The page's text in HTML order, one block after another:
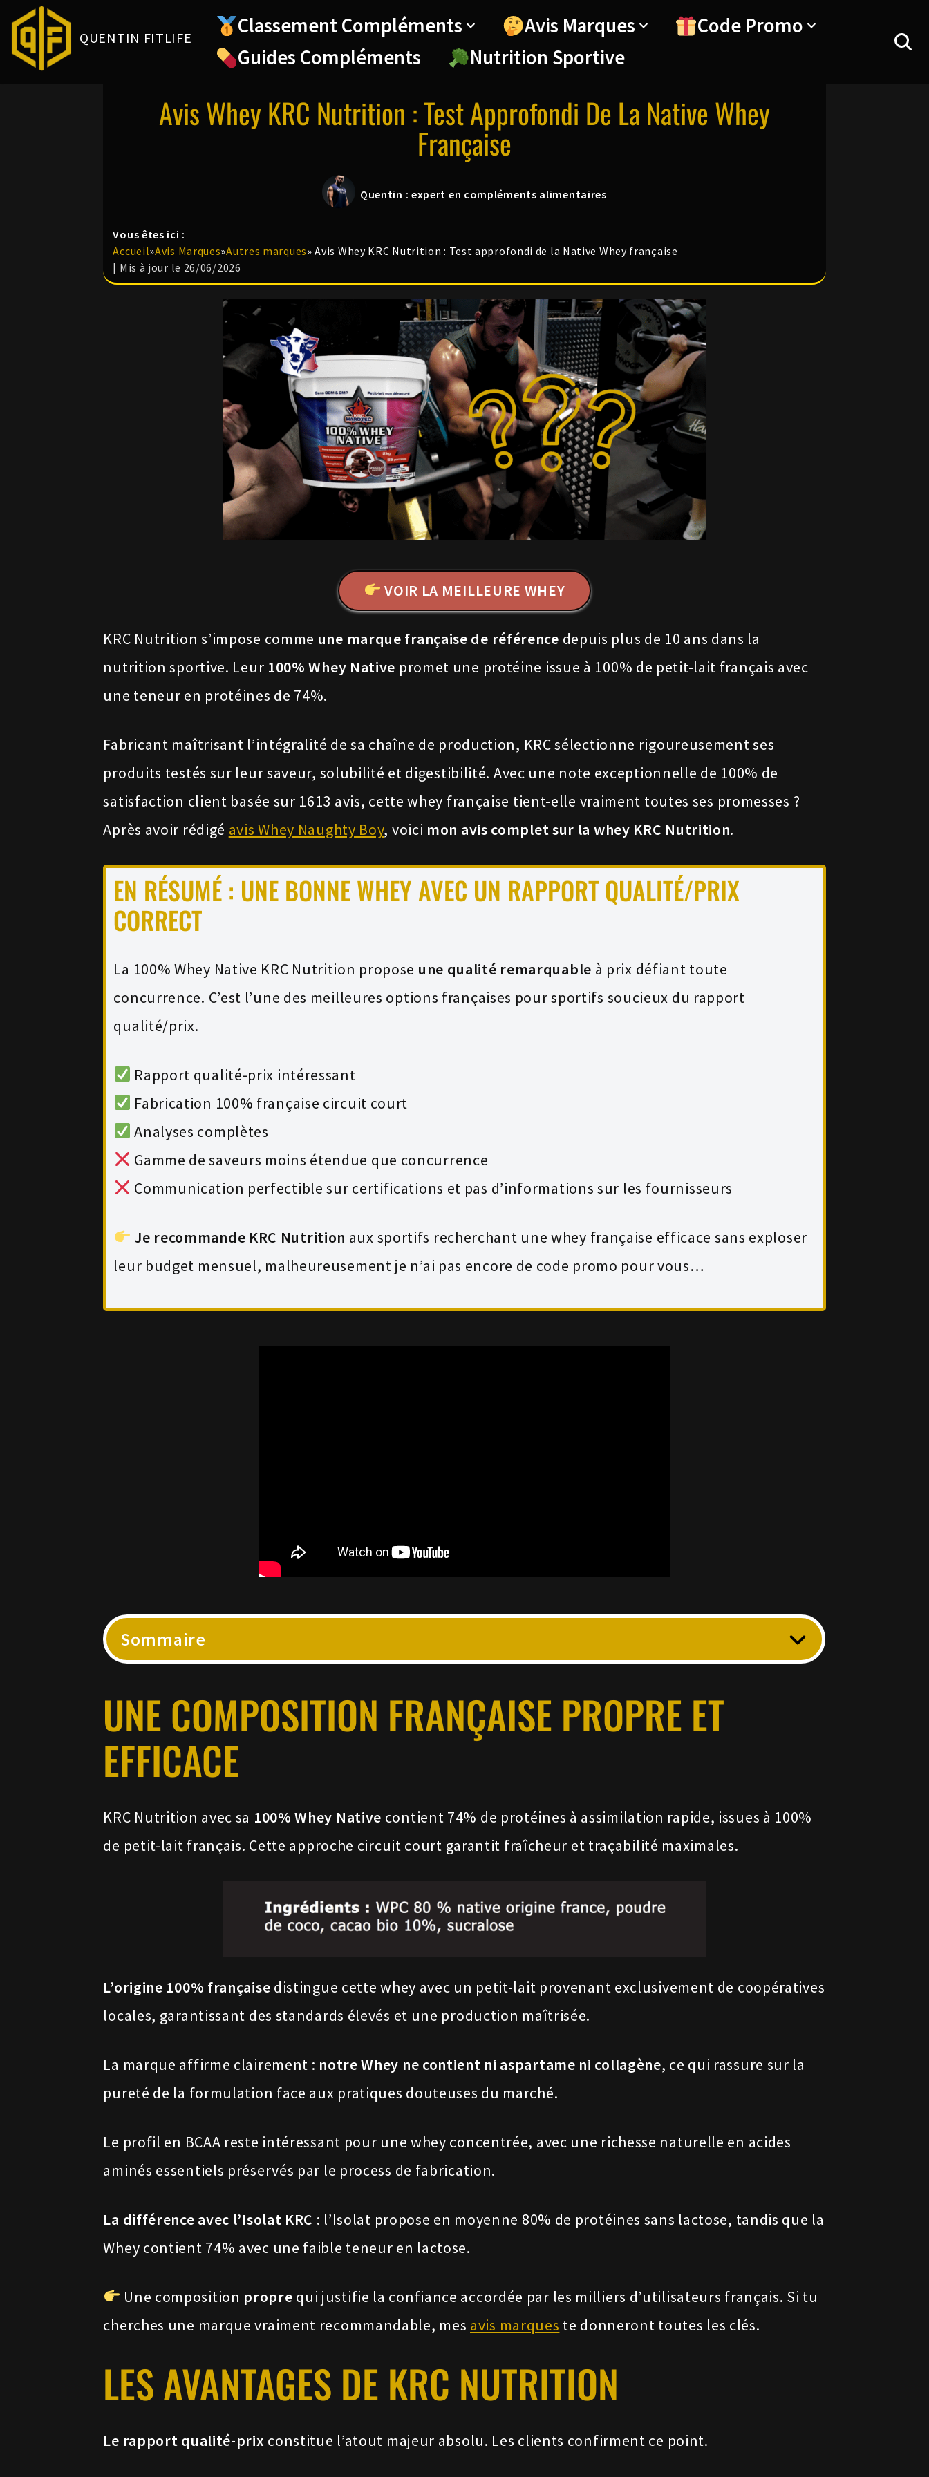
Aller
QUENTIN FITLIFE Classement Compléments Avis Marques
Code Promo
Guides Compléments
Nutrition Sportive
Avis Whey KRC Nutrition : Test Approfondi De La Native Whey
Française
Quentin : expert en compléments alimentaires
Vous êtes ici :
Accueil»Avis Marques»Autres marques» Avis Whey KRC Nutrition : Test approfondi de la Native Whey française
| Mis à jour le 26/06/2026
VOIR LA MEILLEURE WHEY
KRC Nutrition s’impose comme une marque française de référence depuis plus de 10 ans dans la
nutrition sportive. Leur 100% Whey Native promet une protéine issue à 100% de petit-lait français avec
une teneur en protéines de 74%.
Fabricant maîtrisant l’intégralité de sa chaîne de production, KRC sélectionne rigoureusement ses
produits testés sur leur saveur, solubilité et digestibilité. Avec une note exceptionnelle de 100% de
satisfaction client basée sur 1613 avis, cette whey française tient-elle vraiment toutes ses promesses ?
Après avoir rédigé avis Whey Naughty Boy, voici mon avis complet sur la whey KRC Nutrition.
EN RÉSUMÉ : UNE BONNE WHEY AVEC UN RAPPORT QUALITÉ/PRIX
CORRECT
La 100% Whey Native KRC Nutrition propose une qualité remarquable à prix défiant toute
concurrence. C’est l’une des meilleures options françaises pour sportifs soucieux du rapport
qualité/prix.
Rapport qualité-prix intéressant
Fabrication 100% française circuit court
Analyses complètes
Gamme de saveurs moins étendue que concurrence
Communication perfectible sur certifications et pas d’informations sur les fournisseurs
Je recommande KRC Nutrition aux sportifs recherchant une whey française efficace sans exploser
leur budget mensuel, malheureusement je n’ai pas encore de code promo pour vous…
Sommaire
UNE COMPOSITION FRANÇAISE PROPRE ET
EFFICACE
KRC Nutrition avec sa 100% Whey Native contient 74% de protéines à assimilation rapide, issues à 100%
de petit-lait français. Cette approche circuit court garantit fraîcheur et traçabilité maximales.
L’origine 100% française distingue cette whey avec un petit-lait provenant exclusivement de coopératives
locales, garantissant des standards élevés et une production maîtrisée.
La marque affirme clairement : notre Whey ne contient ni aspartame ni collagène, ce qui rassure sur la
pureté de la formulation face aux pratiques douteuses du marché.
Le profil en BCAA reste intéressant pour une whey concentrée, avec une richesse naturelle en acides
aminés essentiels préservés par le process de fabrication.
La différence avec l’Isolat KRC : l’Isolat propose en moyenne 80% de protéines sans lactose, tandis que la
Whey contient 74% avec une faible teneur en lactose.
Une composition propre qui justifie la confiance accordée par les milliers d’utilisateurs français. Si tu
cherches une marque vraiment recommandable, mes avis marques te donneront toutes les clés.
LES AVANTAGES DE KRC NUTRITION
Le rapport qualité-prix constitue l’atout majeur absolu. Les clients confirment ce point.